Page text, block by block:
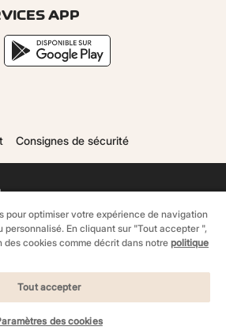
APP
Consignes de sécurité
SA, BonusCard All rights
juridiques
Cookie policy
des données
pour optimiser votre expérience de navigation
En cliquant sur "Tout accepter ",
cookies comme décrit dans notre politique
Tout accepter
des cookies